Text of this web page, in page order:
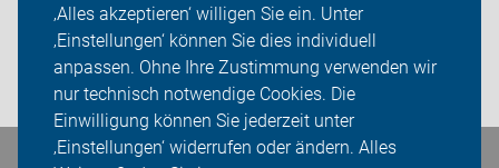
‚Alles akzeptieren‘ willigen Sie ein. Unter
‚Einstellungen‘ können Sie dies individuell
anpassen. Ohne Ihre Zustimmung verwenden wir
nur technisch notwendige Cookies. Die
Einwilligung können Sie jederzeit unter
‚Einstellungen‘ widerrufen oder ändern. Alles
Presse
Login